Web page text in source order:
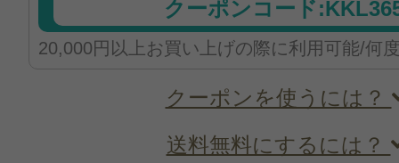
クーポンコード
20,000円以上お買い上げの際に利用可能/何
クーポンを使うには？
送料無料にするには？